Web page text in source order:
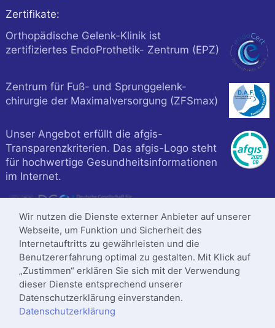
Zertifikate:
Orthopädische Gelenk-Klinik ist
zertifiziertes EndoProthetik- Zentrum (EPZ)
Zentrum für Fuß- und Sprunggelenk-
chirurgie der Maximalversorgung (ZFSmax)
Unser Angebot erfüllt die afgis-
Transparenzkriterien. Das afgis-Logo steht
für hochwertige Gesundheitsinformationen
im Internet.
Wir nutzen die Dienste externer Anbieter auf unserer
Webseite, um Funktion und Sicherheit des
Internetauftritts zu gewährleisten und die
Benutzererfahrung optimal zu gestalten. Mit Klick auf
„Zustimmen“ erklären Sie sich mit der Verwendung
dieser Dienste entsprechend unserer
Datenschutzerklärung einverstanden.
Datenschutzerklärung